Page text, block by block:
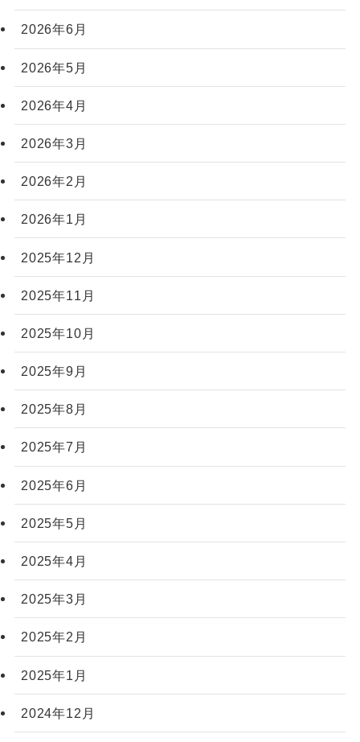
2026年6月
2026年5月
2026年4月
2026年3月
2026年2月
2026年1月
2025年12月
2025年11月
2025年10月
2025年9月
2025年8月
2025年7月
2025年6月
2025年5月
2025年4月
2025年3月
2025年2月
2025年1月
2024年12月